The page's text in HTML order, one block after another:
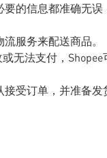
的信息都准确无
服务来配送商品。
无法支付，
受订单，并准备发